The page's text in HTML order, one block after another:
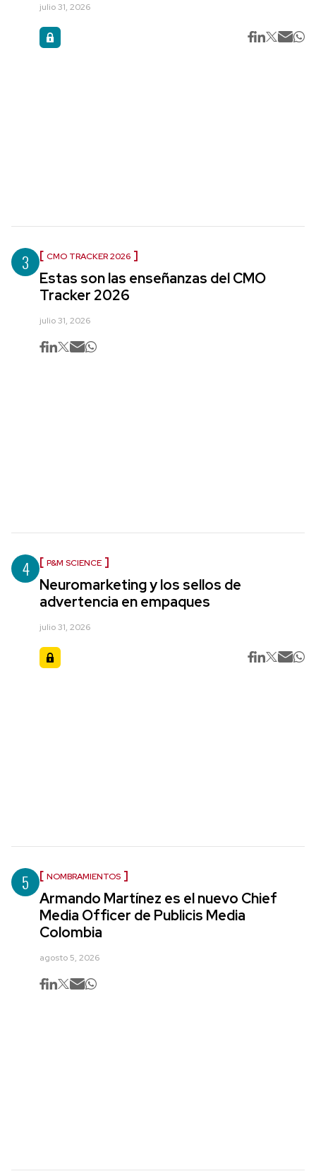
julio 31, 2026
3 CMO TRACKER 2026
Estas son las enseñanzas del CMO
Tracker 2026
julio 31, 2026
4 P&M SCIENCE
Neuromarketing y los sellos de
advertencia en empaques
julio 31, 2026
5 NOMBRAMIENTOS
Armando Martínez es el nuevo Chief
Media Officer de Publicis Media
Colombia
agosto 5, 2026